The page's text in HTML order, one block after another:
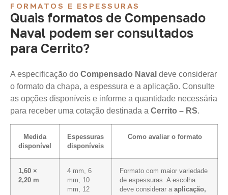
FORMATOS E ESPESSURAS
Quais formatos de Compensado
Naval podem ser consultados
para Cerrito?
A especificação do Compensado Naval deve considerar
o formato da chapa, a espessura e a aplicação. Consulte
as opções disponíveis e informe a quantidade necessária
para receber uma cotação destinada a Cerrito – RS.
Medida
disponível
Espessuras
disponíveis
Como avaliar o formato
1,60 ×
2,20 m
4 mm, 6
mm, 10
mm, 12
Formato com maior variedade
de espessuras. A escolha
deve considerar a aplicação,